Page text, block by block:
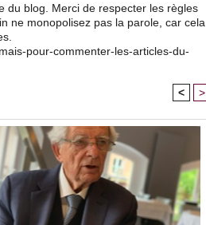
du blog. Merci de respecter les règles
ne monopolisez pas la parole, car cela
pour-commenter-les-articles-du-
< >